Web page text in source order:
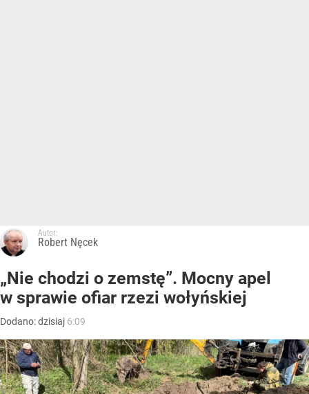
Autor:
Robert Nęcek
„Nie chodzi o zemstę”. Mocny apel
w sprawie ofiar rzezi wołyńskiej
Dodano:dzisiaj 6:09